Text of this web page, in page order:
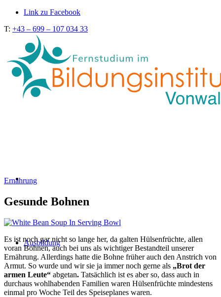
Link zu Facebook
T: +43 – 699 – 107 034 33
Ausbildung
Ernährung
Gesunde Bohnen
Es ist noch gar nicht so lange her, da galten Hülsenfrüchte, allen
voran Bohnen, auch bei uns als wichtiger Bestandteil unserer
Ernährung. Allerdings hatte die Bohne früher auch den Anstrich von
Armut. So wurde und wir sie ja immer noch gerne als „Brot der
armen Leute“ abgetan. Tatsächlich ist es aber so, dass auch in
durchaus wohlhabenden Familien waren Hülsenfrüchte mindestens
einmal pro Woche Teil des Speiseplanes waren.